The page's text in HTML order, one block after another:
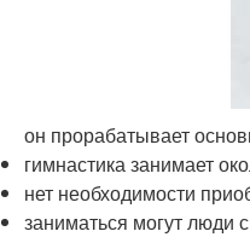
он прорабатывает
гимнастика занимает
нет необходимости
заниматься могут люди